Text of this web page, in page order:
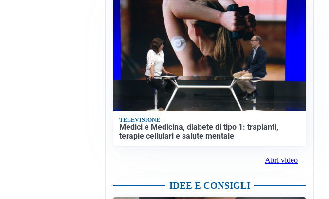
TELEVISIONE
Medici e Medicina, diabete di tipo 1: trapianti,
terapie cellulari e salute mentale
Altri video
IDEE E CONSIGLI